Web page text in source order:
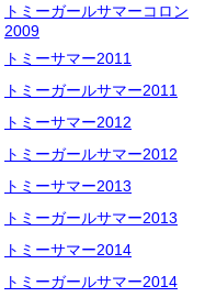
トミーガールサマーコロン
2009
トミーサマー2011
トミーガールサマー2011
トミーサマー2012
トミーガールサマー2012
トミーサマー2013
トミーガールサマー2013
トミーサマー2014
トミーガールサマー2014